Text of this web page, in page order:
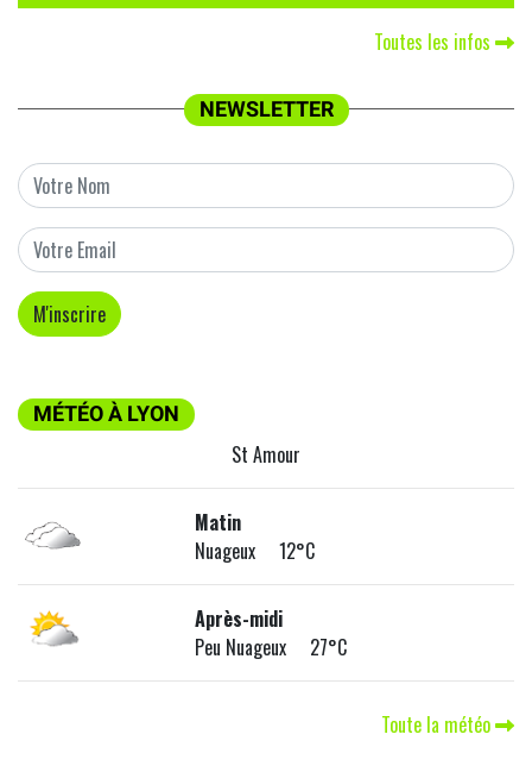
Toutes les infos
NEWSLETTER
MÉTÉO À LYON
St Amour
Matin
Nuageux 12°C
Après-midi
Peu Nuageux 27°C
Toute la météo